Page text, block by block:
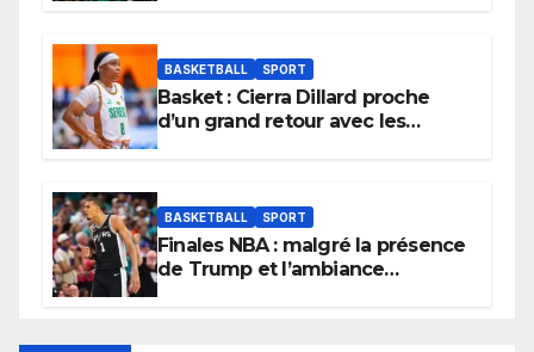
BASKETBALL SPORT
Basket : Cierra Dillard proche
d’un grand retour avec les
BASKETBALL SPORT
Finales NBA : malgré la présence
de Trump et l’ambiance